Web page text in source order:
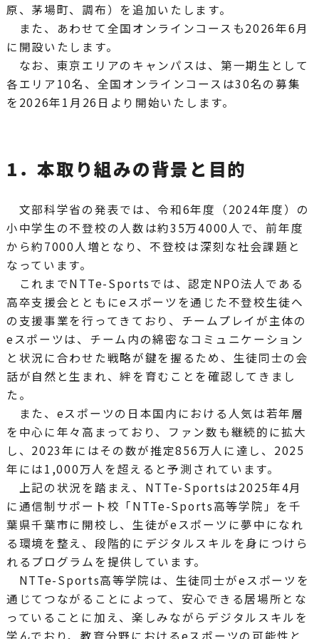
原、茅場町、調布）を追加いたします。
また、あわせて全国オンラインコースも2026年6月
に開設いたします。
なお、東京エリアのキャンパスは、第一期生として
各エリア10名、全国オンラインコースは30名の募集
を2026年1月26日より開始いたします。
1．本取り組みの背景と目的
文部科学省の発表では、令和6年度（2024年度）の
小中学生の不登校の人数は約35万4000人で、前年度
から約7000人増となり、不登校は深刻な社会課題と
なっています。
これまでNTTe-Sportsでは、認定NPO法人である
高卒支援会とともにeスポーツを通じた不登校生徒へ
の支援事業を行ってきており、チームプレイが主体の
eスポーツは、チーム内の綿密なコミュニケーション
と状況に合わせた戦略が鍵を握るため、生徒同士の会
話が自然と生まれ、絆を育むことを確認してきまし
た。
また、eスポーツの日本国内における人気は若年層
を中心に年々高まっており、ファン数も継続的に拡大
し、2023年にはその数が推定856万人に達し、2025
年には1,000万人を超えると予測されています。
上記の状況を踏まえ、NTTe-Sportsは2025年4月
に通信制サポート校「NTTe-Sports高等学院」を千
葉県千葉市に開校し、生徒がeスポーツに夢中になれ
る環境を整え、段階的にデジタルスキルを身につけら
れるプログラムを提供しています。
NTTe-Sports高等学院は、生徒同士がeスポーツを
通じてつながることによって、安心できる居場所とな
っていることに加え、楽しみながらデジタルスキルを
学んでおり、教育分野におけるeスポーツの可能性と